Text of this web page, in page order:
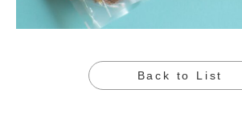
Back to List